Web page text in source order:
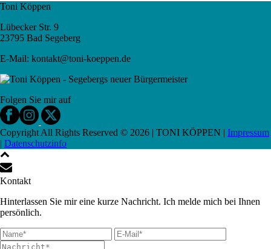
Toni Köppen
Lübecker Str. 9
23795 Bad Segeberg
E-Mail: kontakt@toni-koeppen.de
Folgen Sie mir auf
Copyright All Rights Reserved © 2026 | TONI KÖPPEN | Impressum
| Datenschutzinfo
Kontakt
Hinterlassen Sie mir eine kurze Nachricht. Ich melde mich bei Ihnen
persönlich.